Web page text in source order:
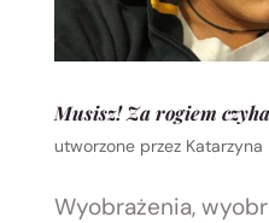
Musisz! Za rogiem
utworzone przez Katarzyna
Wyobrażenia,